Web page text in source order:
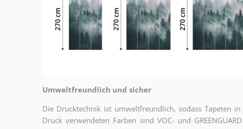
Umweltfreundlich und sicher
Die Drucktechnik ist umweltfreundlich, sodass Tapeten
Druck verwendeten Farben sind VOC- und